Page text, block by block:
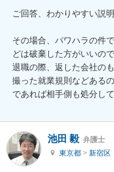
ご回答、わかりやすい説
その場合、パワハラの件
どは破棄した方がいいの
退職の際、返した会社の
撮った就業規則などある
であれば相手側も処分し
池田 毅 弁護士
東京都 > 新宿区